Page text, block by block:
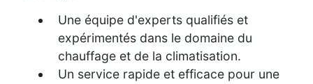
Une équipe d'experts qualifiés et
expérimentés dans le domaine du
chauffage et de la climatisation.
Un service rapide et efficace pour une